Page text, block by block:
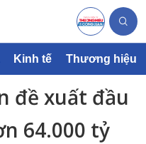
Kinh tế Thương hiệu
đề xuất đầu
64.000 tỷ